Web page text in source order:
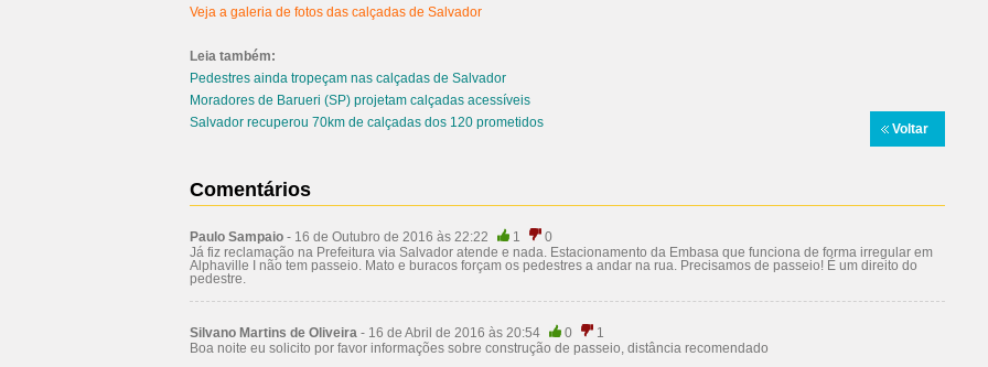
Veja a galeria de fotos das calçadas de Salvador
Leia também:
Pedestres ainda tropeçam nas calçadas de Salvador
Moradores de Barueri (SP) projetam calçadas acessíveis
Salvador recuperou 70km de calçadas dos 120 prometidos
Voltar
Comentários
Paulo Sampaio - 16 de Outubro de 2016 às 22:22 1
0
Já fiz reclamação na Prefeitura via Salvador atende e nada. Estacionamento da Embasa que funciona de forma irregular em
Alphaville I não tem passeio. Mato e buracos forçam os pedestres a andar na rua. Precisamos de passeio! É um direito do
pedestre.
Silvano Martins de Oliveira - 16 de Abril de 2016 às 20:54 0
1
Boa noite eu solicito por favor informações sobre construção de passeio, distância recomendado